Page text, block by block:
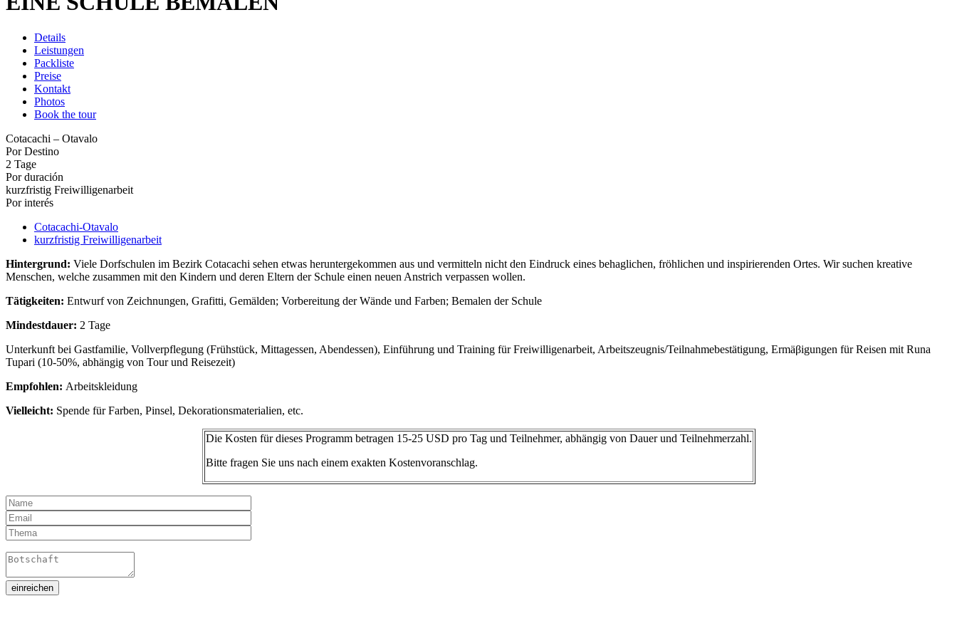
Details
Leistungen
Packliste
Preise
Kontakt
Photos
Book the tour
Cotacachi – Otavalo
Por Destino
2 Tage
Por duración
kurzfristig Freiwilligenarbeit
Por interés
Cotacachi-Otavalo
kurzfristig Freiwilligenarbeit
Hintergrund: Viele Dorfschulen im Bezirk Cotacachi sehen etwas heruntergekommen aus und vermitteln nicht den Eindruck eines behaglichen, fröhlichen und inspirierenden Ortes. Wir suchen kreative
Menschen, welche zusammen mit den Kindern und deren Eltern der Schule einen neuen Anstrich verpassen wollen.
Tätigkeiten: Entwurf von Zeichnungen, Grafitti, Gemälden; Vorbereitung der Wände und Farben; Bemalen der Schule
Mindestdauer: 2 Tage
Unterkunft bei Gastfamilie, Vollverpflegung (Frühstück, Mittagessen, Abendessen), Einführung und Training für Freiwilligenarbeit, Arbeitszeugnis/Teilnahmebestätigung, Ermäβigungen für Reisen mit Runa
Tupari (10-50%, abhängig von Tour und Reisezeit)
Empfohlen: Arbeitskleidung
Vielleicht: Spende für Farben, Pinsel, Dekorationsmaterialien, etc.
Die Kosten für dieses Programm betragen 15-25 USD pro Tag und Teilnehmer, abhängig von Dauer und Teilnehmerzahl.
Bitte fragen Sie uns nach einem exakten Kostenvoranschlag.
einreichen